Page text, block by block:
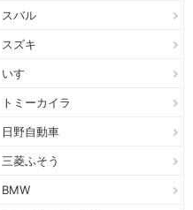
スバル
スズキ
いすゞ
トミーカイラ
日野自動車
三菱ふそう
BMW